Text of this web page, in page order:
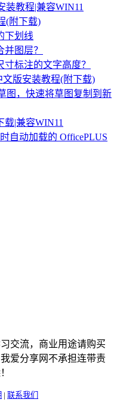
装教程|兼容WIN11
(附下载)
下划线
图层？
标注的文字高度？
文版安装教程(附下载)
图，快速将草图复制到新
载|兼容WIN11
自动加载的 OfficePLUS
交流，商业用途请购买
爱分享网不承担连带责
| 联系我们